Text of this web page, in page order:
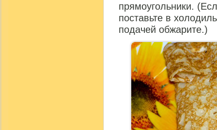
прямоугольники.
поставьте в
подачей обжарите.)